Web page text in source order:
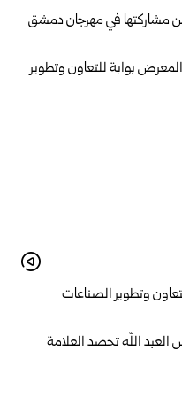
عن مشاركتها في مهرجان دمشق
وتطوير الصناعات